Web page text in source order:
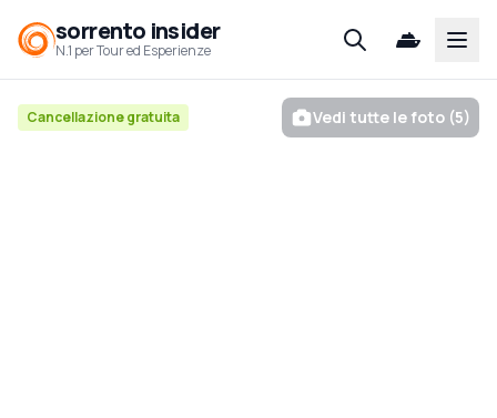
sorrento insider
N.1 per Tour ed Esperienze
Cancellazione gratuita Vedi tutte le foto (5)